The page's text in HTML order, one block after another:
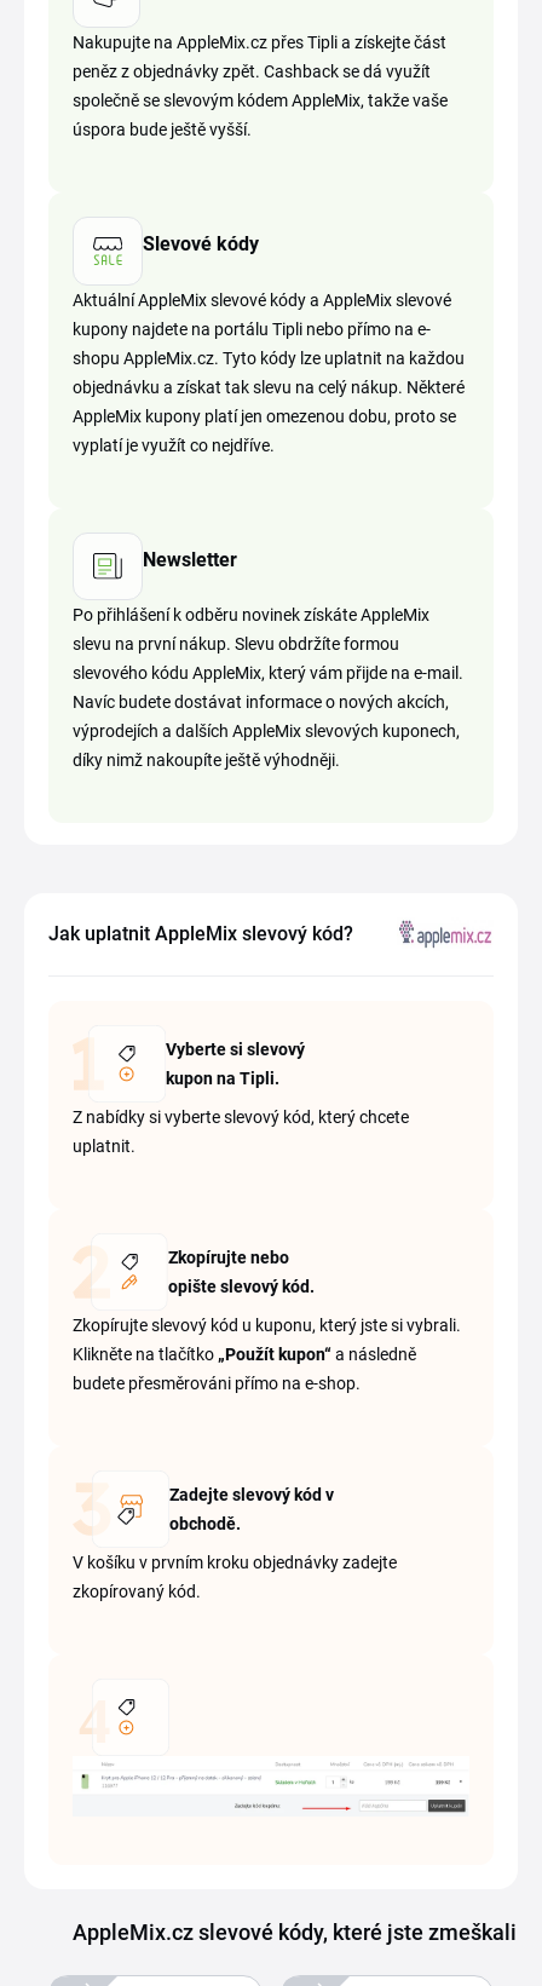
Nakupujte na AppleMix.cz přes Tipli a získejte část
peněz z objednávky zpět. Cashback se dá využít
společně se slevovým kódem AppleMix, takže vaše
úspora bude ještě vyšší.
Slevové kódy
Aktuální AppleMix slevové kódy a AppleMix slevové
kupony najdete na portálu Tipli nebo přímo na e-
shopu AppleMix.cz. Tyto kódy lze uplatnit na každou
objednávku a získat tak slevu na celý nákup. Některé
AppleMix kupony platí jen omezenou dobu, proto se
vyplatí je využít co nejdříve.
Newsletter
Po přihlášení k odběru novinek získáte AppleMix
slevu na první nákup. Slevu obdržíte formou
slevového kódu AppleMix, který vám přijde na e-mail.
Navíc budete dostávat informace o nových akcích,
výprodejích a dalších AppleMix slevových kuponech,
díky nimž nakoupíte ještě výhodněji.
Jak uplatnit AppleMix slevový kód?
Vyberte si slevový
kupon na Tipli.
Z nabídky si vyberte slevový kód, který chcete
uplatnit.
Zkopírujte nebo
opište slevový kód.
Zkopírujte slevový kód u kuponu, který jste si vybrali.
Klikněte na tlačítko „Použít kupon“a následně
budete přesměrováni přímo na e-shop.
Zadejte slevový kód v
obchodě.
V košíku v prvním kroku objednávky zadejte
zkopírovaný kód.
AppleMix.cz slevové kódy, které jste zmeškali